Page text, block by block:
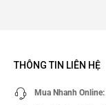
THÔNG TIN LIÊN HỆ
Mua Nhanh Online: